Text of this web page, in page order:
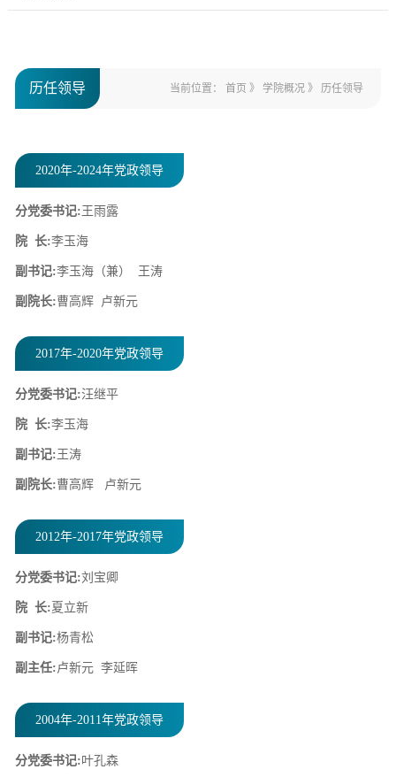
历任领导 当前位置：首页 》 学院概况 》历任领导
2020年-2024年党政领导
分党委书记: 王雨露
院 长:李玉海
副书记:李玉海（兼） 王涛
副院长:曹高辉 卢新元
2017年-2020年党政领导
分党委书记:汪继平
院 长:李玉海
副书记: 王涛
副院长:曹高辉 卢新元
2012年-2017年党政领导
分党委书记:刘宝卿
院 长:夏立新
副书记:杨青松
副主任:卢新元 李延晖
2004年-2011年党政领导
分党委书记:叶孔森